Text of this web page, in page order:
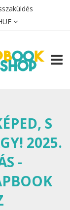
S
2025.
-